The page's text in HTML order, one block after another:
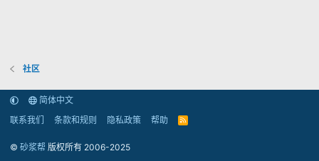
社区
简体中文
联系我们
条款和规则 隐私政策 帮助
R
© 砂浆帮 版权所有 2006-2025